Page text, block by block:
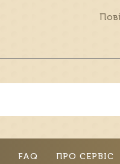
FAQ ПРО СЕРВІС